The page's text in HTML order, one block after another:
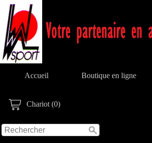
Accueil Boutique en ligne
Chariot (0)